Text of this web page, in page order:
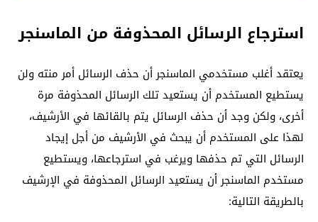
استرجاع الرسائل المحذوفة من الماسنجر
يعتقد أغلب مستخدمي الماسنجر أن حذف الرسائل أمر منته ولن
يستطيع المستخدم أن يستعيد تلك الرسائل المحذوفة مرة
أخرى، ولكن وجد أن حذف الرسائل يتم بالقائها في الأرشيف،
لهذا على المستخدم أن يبحث في الأرشيف من أجل إيجاد
الرسائل التي تم حذفها ويرغب في استرجاعها، ويستطيع
مستخدم الماسنجر أن يستعيد الرسائل المحذوفة في الإرشيف
بالطريقة التالية: